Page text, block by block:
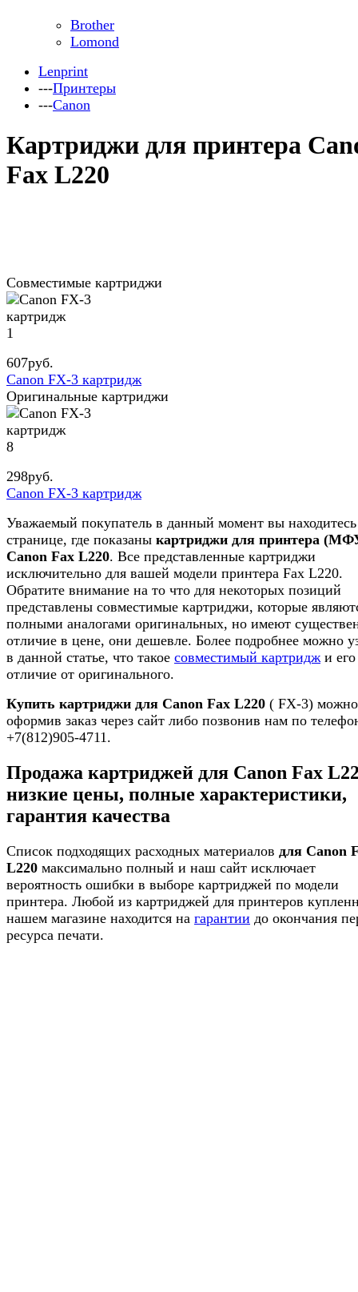
Brother
Lomond
Lenprint
---Принтеры
---Canon
Картриджи для принтера
Fax L220
Совместимые картриджи
1
607руб.
Canon FX-3 картридж
Оригинальные картриджи
8
298руб.
Canon FX-3 картридж
Уважаемый покупатель в данный момент вы
странице, где показаны картриджи для принтера
Canon Fax L220. Все представленные картриджи
исключительно для вашей модели принтера Fax L220.
Обратите внимание на то что для некоторых позиций
представлены совместимые картриджи, которые
полными аналогами оригинальных, но имеют
отличие в цене, они дешевле. Более подробнее можно
в данной статье, что такое совместимый картридж и его
отличие от оригинального.
Купить картриджи для Canon Fax L220 ( FX-3) можно
оформив заказ через сайт либо позвонив нам по
+7(812)905-4711.
Продажа картриджей для Canon Fax
низкие цены, полные характеристики,
гарантия качества
Список подходящих расходных материалов для Canon
L220 максимально полный и наш сайт исключает
вероятность ошибки в выборе картриджей по модели
принтера. Любой из картриджей для принтеров
нашем магазине находится на гарантии до окончания
ресурса печати.